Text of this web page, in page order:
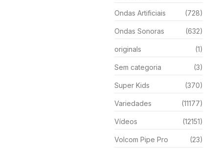
Ondas Artificiais (728)
Ondas Sonoras (632)
originals (1)
Sem categoria (3)
Super Kids (370)
Variedades (11177)
Vídeos (12151)
Volcom Pipe Pro (23)